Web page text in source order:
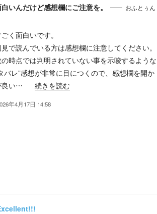
いんだけど感想欄にご注意を。
おふとぅん
く面白いです。
で読んでいる方は感想欄に注意してください。
時点では判明されていない事を示唆するような
バレ”感想が非常に目につくので、感想欄を開か
良い…
続きを読む
年4月17日 14:58